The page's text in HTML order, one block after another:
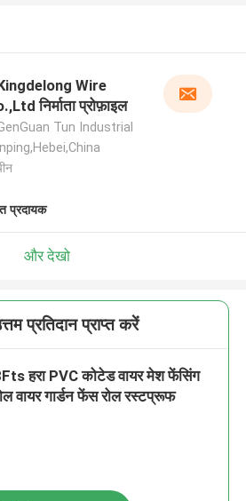
Wire
निर्माता प्रोफ़ाइल
Tun Industrial
प्रदायक
और देखो
प्रतिदान प्राप्त करें
हरा PVC कोटेड वायर मेश फेंसिंग
वायर गार्डन फेंस रोल रस्टप्रूफ